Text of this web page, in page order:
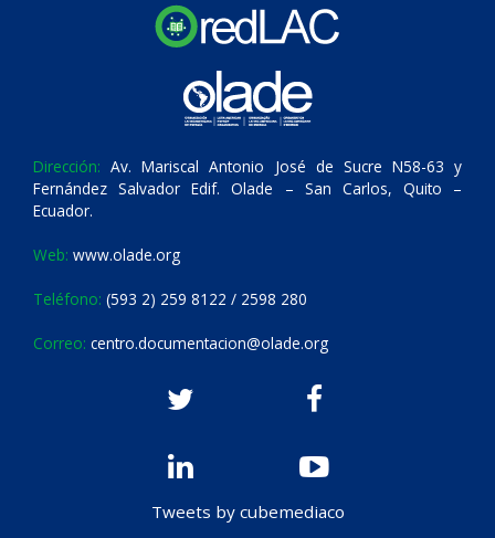
Dirección: Av. Mariscal Antonio José de Sucre N58-63 y
Fernández Salvador Edif. Olade – San Carlos, Quito –
Ecuador.
Web: www.olade.org
Teléfono: (593 2) 259 8122 / 2598 280
Correo: centro.documentacion@olade.org
Tweets by cubemediaco